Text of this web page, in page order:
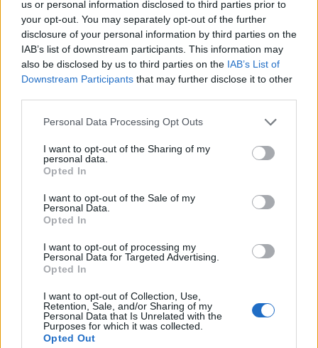
us or personal information disclosed to third parties prior to
your opt-out. You may separately opt-out of the further
disclosure of your personal information by third parties on the
IAB’s list of downstream participants. This information may
also be disclosed by us to third parties on the IAB’s List of
Downstream Participants that may further disclose it to other
Personal Data Processing Opt Outs
I want to opt-out of the Sharing of my
personal data.
Opted In
I want to opt-out of the Sale of my
Personal Data.
Opted In
I want to opt-out of processing my
Personal Data for Targeted Advertising.
Opted In
I want to opt-out of Collection, Use,
Retention, Sale, and/or Sharing of my
Personal Data that Is Unrelated with the
Purposes for which it was collected.
Opted Out
Summer Mode ON! Η LG μετατρέπει κάθε
στιγμή σε απόλυτη gaming εμπειρία!